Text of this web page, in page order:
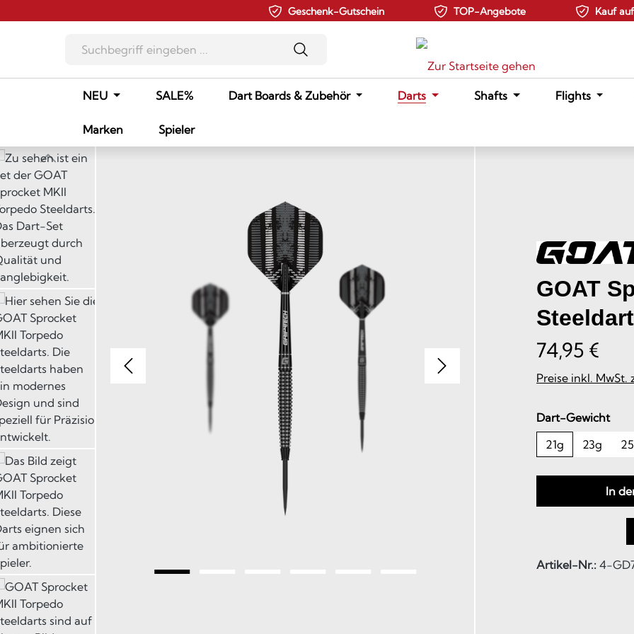
Geschenk-Gutschein TOP-Angebote Kauf
NEU SALE% Dart Boards & Zubehör Darts Shafts Flights
Marken
Spieler
Bildergalerie überspringen
GOAT
74,95 €
Preise inkl. MwSt.
Dart-Gewicht
21g
23g
In
Artikel-Nr.: 4-